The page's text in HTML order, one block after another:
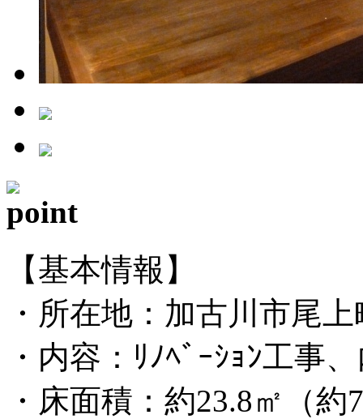
【基本情報】
・所在地：加古川市尾
・内容：ﾘﾉﾍﾞｰｼｮﾝ工事
・床面積：約23.8㎡（約